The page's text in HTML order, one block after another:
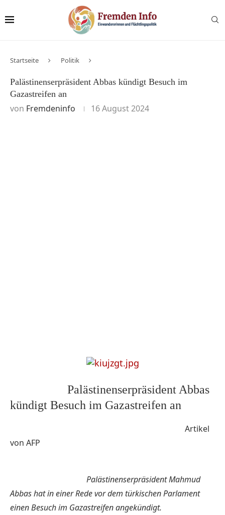
Startseite Politik
Palästinenserpräsident Abbas kündigt Besuch im
Gazastreifen an
von Fremdeninfo 16 August 2024
Palästinenserpräsident Abbas
kündigt Besuch im Gazastreifen an
Artikel
von AFP
Palästinenserpräsident Mahmud
Abbas hat in einer Rede vor dem türkischen Parlament
einen Besuch im Gazastreifen angekündigt.